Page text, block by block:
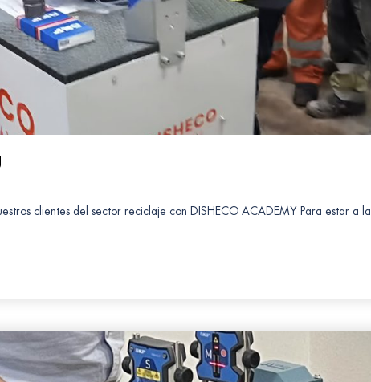
clientes del sector reciclaje con DISHECO ACADEMY Para estar a la